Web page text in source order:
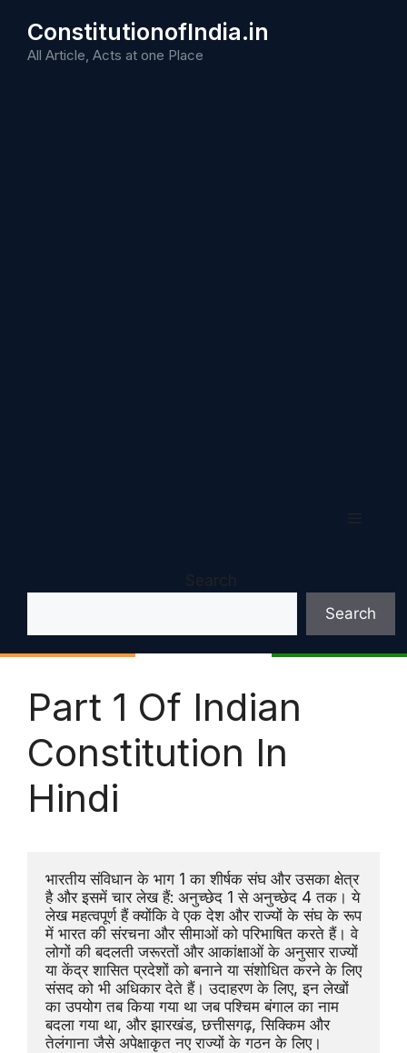
content
ConstitutionofIndia.in
All Article, Acts at one Place
Search
Search
Part 1 Of Indian
Constitution In
Hindi
भारतीय संविधान के भाग 1 का शीर्षक संघ और उसका क्षेत्र
है और इसमें चार लेख हैं: अनुच्छेद 1 से अनुच्छेद 4 तक। ये
लेख महत्वपूर्ण हैं क्योंकि वे एक देश और राज्यों के संघ के रूप
में भारत की संरचना और सीमाओं को परिभाषित करते हैं। वे
लोगों की बदलती जरूरतों और आकांक्षाओं के अनुसार राज्यों
या केंद्र शासित प्रदेशों को बनाने या संशोधित करने के लिए
संसद को भी अधिकार देते हैं। उदाहरण के लिए, इन लेखों
का उपयोग तब किया गया था जब पश्चिम बंगाल का नाम
बदला गया था, और झारखंड, छत्तीसगढ़, सिक्किम और
तेलंगाना जैसे अपेक्षाकृत नए राज्यों के गठन के लिए।